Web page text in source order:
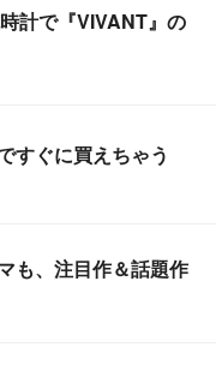
計で『VIVANT』の
すぐに買えちゃう
も、注目作＆話題作